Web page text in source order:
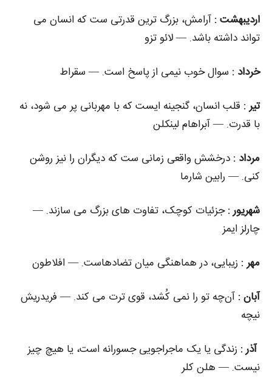
اردیبهشت : آرامش، بزرگ‌ ترین قدرتی‌ ست که انسان می‌
تواند داشته باشد. — لائو تزو
خرداد : سوال خوب نیمی از پاسخ است. — سقراط
تیر : قلب انسان، گنجینه‌ ایست که با مهربانی پر می‌ شود، نه
با قدرت. — آبراهام لینکلن
مرداد : درخشش واقعی زمانی‌ ست که دیگران را نیز روشن
کنی. — رابین شارما
شهریور :جزئیات کوچک، تفاوت‌ های بزرگ می‌ سازند. —
چارلز ایمز
مهر : زیبایی، در هماهنگی میان تضادهاست. — افلاطون
آبان : آن‌چه تو را نمی‌ کُشد، قوی ترت می‌ کند. — فریدریش
نیچه
آذر : زندگی یا یک ماجراجویی جسورانه است، یا هیچ چیز
نیست. — هلن کلر